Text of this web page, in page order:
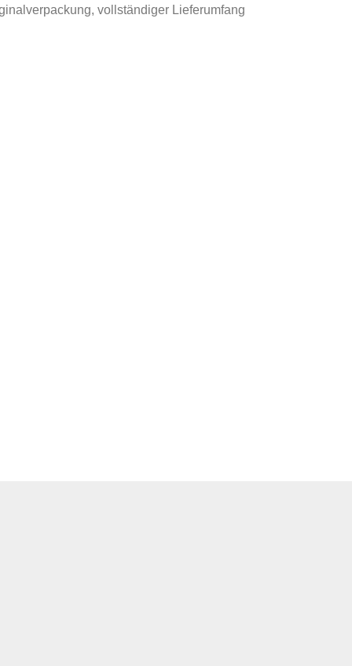
vollständiger Lieferumfang